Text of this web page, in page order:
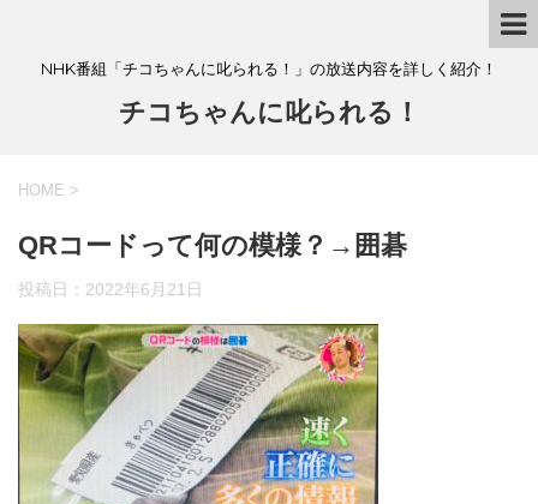
NHK番組「チコちゃんに叱られる！」の放送内容を詳しく紹介！
チコちゃんに叱られる！
HOME >
QRコードって何の模様？→囲碁
投稿日： 2022年6月21日